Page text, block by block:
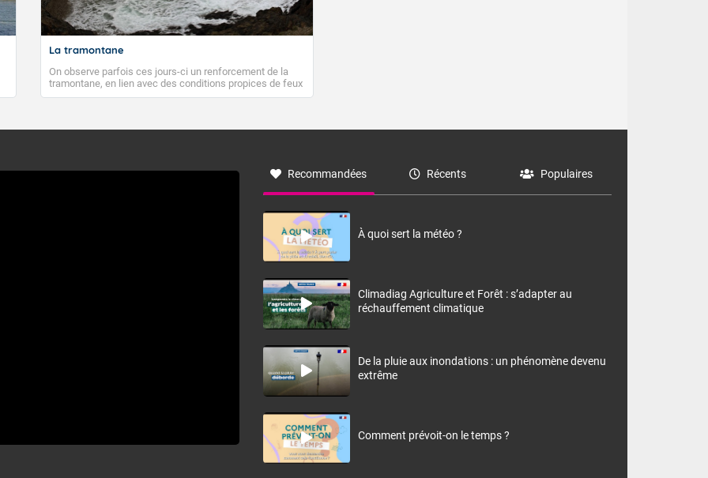
La tramontane
On observe parfois ces jours-ci un renforcement de la
tramontane, en lien avec des conditions propices de feux
de forêt. Mais qu'est-ce que la tramontane ? Quelles sont
à nord-ouest, dans un secteur qui part du Roussillon à la
monts, en allusion aux régions montagneuses d’où
Recommandées Récents Populaires
À quoi sert la météo ?
Climadiag Agriculture et Forêt : s’adapter au
réchauffement climatique
De la pluie aux inondations : un phénomène devenu
extrême
Comment prévoit-on le temps ?